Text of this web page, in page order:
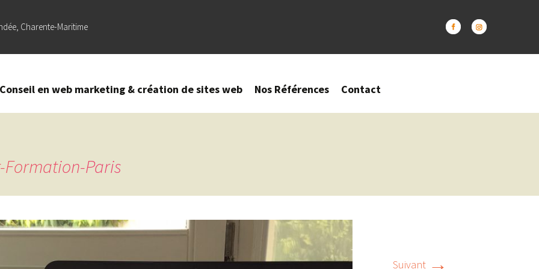
Charente-Maritime
Conseil en web marketing & création de sites web
de site
web
Optimisation
sur Google
Nos Références Contact
Paris
Suivant →